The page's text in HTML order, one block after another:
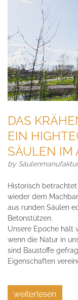
DAS
EIN
SÄULEN IM
by
Historisch
wieder dem
aus runden Säulen
Betonstützen.
Unsere Epoche hält
wenn die Natur in
sind Baustoffe
Eigenschaften
weiterlesen